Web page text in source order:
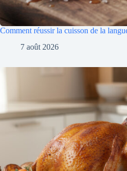
Comment réussir la cuisson de la
7 août 2026